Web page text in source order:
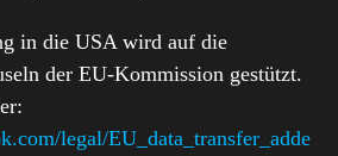
in die USA wird auf die
der EU-Kommission gestützt.
legal/EU_data_transfer_adde